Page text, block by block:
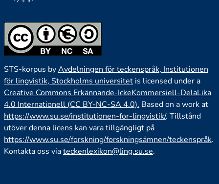
STS-korpus byAvdelningen för teckenspråk, Institutionen
för lingvistik, Stockholms universitet is licensed under a
Creative Commons Erkännande-IckeKommersiell-DelaLika
4.0 Internationell (CC BY-NC-SA 4.0). Based on a work at
https://www.su.se/institutionen-for-lingvistik/. Tillstånd
utöver denna licens kan vara tillgängligt på
https://www.su.se/forskning/forskningsämnen/teckenspråk.
Kontakta oss viateckenlexikon@ling.su.se.